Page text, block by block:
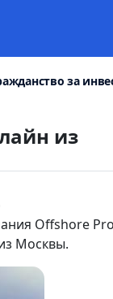
за
из
Offshore Pro
Москвы.